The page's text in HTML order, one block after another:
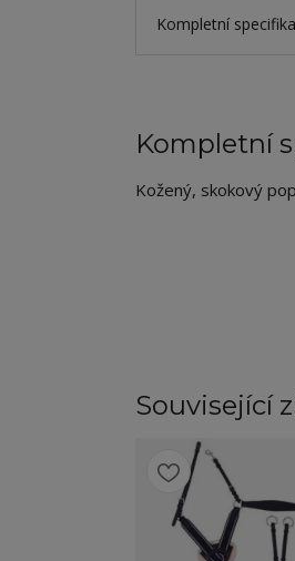
Kompletní
Kompletní
Kožený, skokový
Související